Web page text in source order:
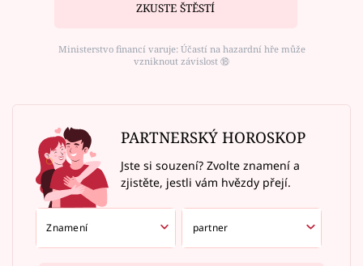
ZKUSTE ŠTĚSTÍ
Ministerstvo financí varuje: Účastí na hazardní hře může
vzniknout závislost ⑱
PARTNERSKÝ HOROSKOP
Jste si souzení? Zvolte znamení a
zjistěte, jestli vám hvězdy přejí.